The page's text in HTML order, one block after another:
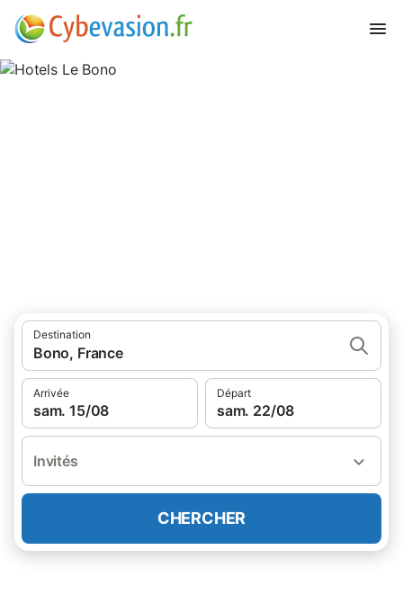
Destination
Bono, France
Arrivée
sam. 15/08
Départ
sam. 22/08
Invités
CHERCHER